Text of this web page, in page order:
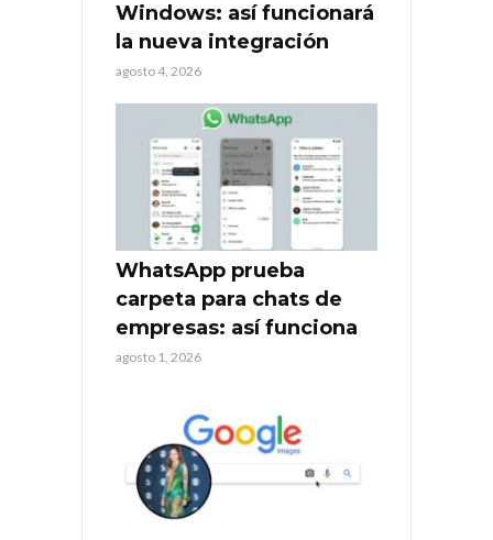
Windows: así funcionará
la nueva integración
agosto 4, 2026
WhatsApp prueba
carpeta para chats de
empresas: así funciona
agosto 1, 2026